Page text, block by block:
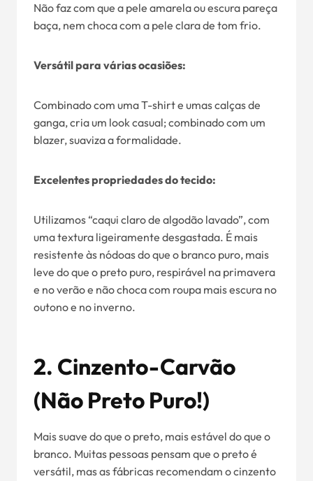
Não faz com que a pele amarela ou escura pareça
baça, nem choca com a pele clara de tom frio.
Versátil para várias ocasiões:
Combinado com uma T-shirt e umas calças de
ganga, cria um look casual; combinado com um
blazer, suaviza a formalidade.
Excelentes propriedades do tecido:
Utilizamos “caqui claro de algodão lavado”, com
uma textura ligeiramente desgastada. É mais
resistente às nódoas do que o branco puro, mais
leve do que o preto puro, respirável na primavera
e no verão e não choca com roupa mais escura no
outono e no inverno.
2. Cinzento-Carvão
(não Preto Puro!)
Mais suave do que o preto, mais estável do que o
branco. Muitas pessoas pensam que o preto é
versátil, mas as fábricas recomendam o cinzento